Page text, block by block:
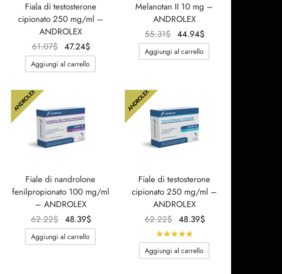
Fiala di testosterone
cipionato 250 mg/ml –
ANDROLEX
61.07$
Il
prezzo
originale
47.24$
prezzo
attuale
Aggiungi al carrello
Melanotan II 10 mg –
ANDROLEX
55.31$
Il
prezzo
originale
44.94$
prezzo
attuale
Aggiungi al carrello
ANDROLEX
Fiale di nandrolone
fenilpropionato 100 mg/ml
– ANDROLEX
62.22$
Il
prezzo
originale
48.39$
prezzo
attuale
Aggiungi al carrello
ANDROLEX
Fiale di testosterone
cipionato 250 mg/ml –
ANDROLEX
62.22$
Il
prezzo
originale
era:
48.39$
attuale
Aggiungi al carrello